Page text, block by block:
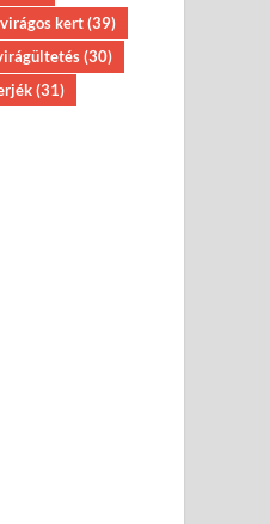
virágos kert(39)
(30)
(31)